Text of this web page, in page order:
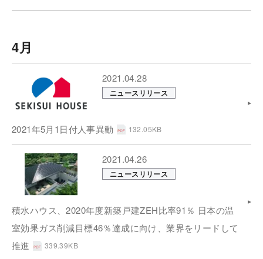
4月
2021.04.28
ニュースリリース
2021年5月1日付人事異動 132.05KB
2021.04.26
ニュースリリース
積水ハウス、2020年度新築戸建ZEH比率91％ 日本の温
室効果ガス削減目標46％達成に向け、業界をリードして
推進
339.39KB